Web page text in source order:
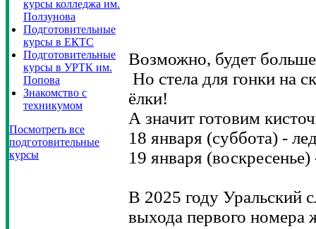
курсы колледжа им.
Ползунова
Подготовительные
курсы в ЕКТС
Подготовительные
курсы в УРТК им.
Попова
Знакомство с
техникумом
Посмотреть все
подготовительные
курсы
Возможно, будет
Но стела для гонки на
ёлки!
А значит готовим
18 января (суббота) -
19 января
В 2025 году Уральский
выхода первого номера